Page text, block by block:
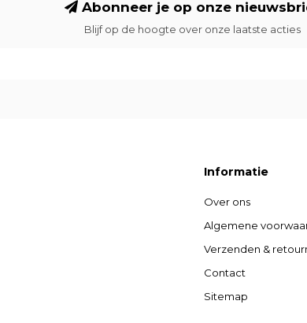
Abonneer je op onze
Blijf op de hoogte over onze laatste acties
Informatie
Over ons
Algemene
Verzenden &
Contact
Sitemap